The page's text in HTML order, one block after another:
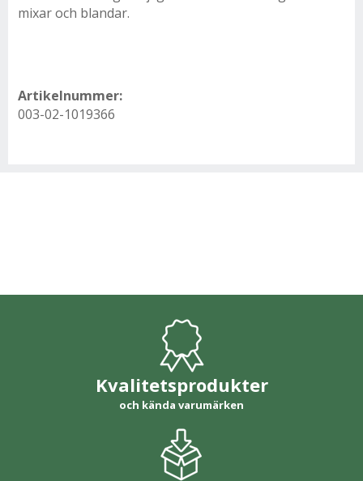
mixar och blandar.
Artikelnummer:
003-02-1019366
Kvalitetsprodukter
och kända varumärken